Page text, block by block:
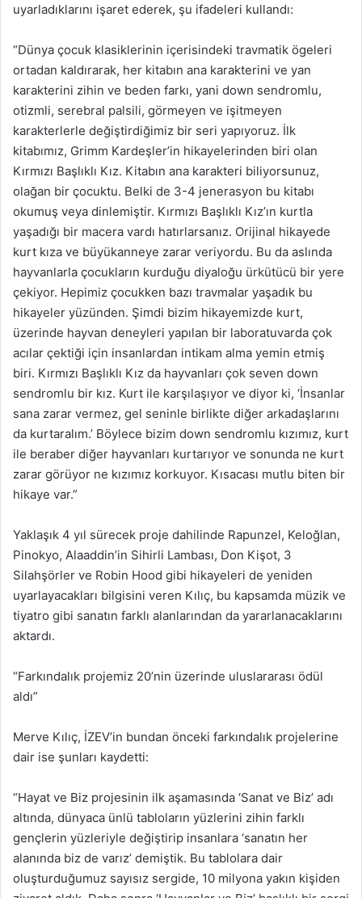
uyarladıklarını işaret ederek, şu ifadeleri kullandı:
“Dünya çocuk klasiklerinin içerisindeki travmatik ögeleri
ortadan kaldırarak, her kitabın ana karakterini ve yan
karakterini zihin ve beden farkı, yani down sendromlu,
otizmli, serebral palsili, görmeyen ve işitmeyen
karakterlerle değiştirdiğimiz bir seri yapıyoruz. İlk
kitabımız, Grimm Kardeşler’in hikayelerinden biri olan
Kırmızı Başlıklı Kız. Kitabın ana karakteri biliyorsunuz,
olağan bir çocuktu. Belki de 3-4 jenerasyon bu kitabı
okumuş veya dinlemiştir. Kırmızı Başlıklı Kız’ın kurtla
yaşadığı bir macera vardı hatırlarsanız. Orijinal hikayede
kurt kıza ve büyükanneye zarar veriyordu. Bu da aslında
hayvanlarla çocukların kurduğu diyaloğu ürkütücü bir yere
çekiyor. Hepimiz çocukken bazı travmalar yaşadık bu
hikayeler yüzünden. Şimdi bizim hikayemizde kurt,
üzerinde hayvan deneyleri yapılan bir laboratuvarda çok
acılar çektiği için insanlardan intikam alma yemin etmiş
biri. Kırmızı Başlıklı Kız da hayvanları çok seven down
sendromlu bir kız. Kurt ile karşılaşıyor ve diyor ki, ‘İnsanlar
sana zarar vermez, gel seninle birlikte diğer arkadaşlarını
da kurtaralım.’ Böylece bizim down sendromlu kızımız, kurt
ile beraber diğer hayvanları kurtarıyor ve sonunda ne kurt
zarar görüyor ne kızımız korkuyor. Kısacası mutlu biten bir
hikaye var.”
Yaklaşık 4 yıl sürecek proje dahilinde Rapunzel, Keloğlan,
Pinokyo, Alaaddin’in Sihirli Lambası, Don Kişot, 3
Silahşörler ve Robin Hood gibi hikayeleri de yeniden
uyarlayacakları bilgisini veren Kılıç, bu kapsamda müzik ve
tiyatro gibi sanatın farklı alanlarından da yararlanacaklarını
aktardı.
“Farkındalık projemiz 20’nin üzerinde uluslararası ödül
aldı”
Merve Kılıç, İZEV’in bundan önceki farkındalık projelerine
dair ise şunları kaydetti:
“Hayat ve Biz projesinin ilk aşamasında ‘Sanat ve Biz’ adı
altında, dünyaca ünlü tabloların yüzlerini zihin farklı
gençlerin yüzleriyle değiştirip insanlara ‘sanatın her
alanında biz de varız’ demiştik. Bu tablolara dair
oluşturduğumuz sayısız sergide, 10 milyona yakın kişiden